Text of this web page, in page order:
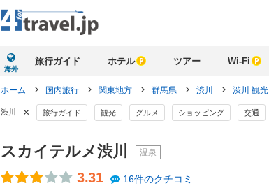
海外
旅行ガイド ホテル ツアー Wi-Fi
ホーム 国内旅行 関東地方 群馬県 渋川 渋川 観光
渋川 × 旅行ガイド 観光 グルメ ショッピング 交通
スカイテルメ渋川 温泉
3.31 16件のクチコミ